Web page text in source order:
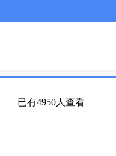
已有4950人查看